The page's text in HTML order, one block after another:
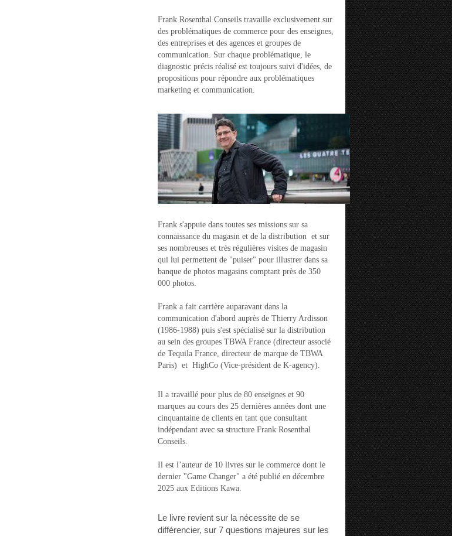
Frank Rosenthal Conseils travaille exclusivement sur
des problématiques de commerce pour des enseignes,
des entreprises et des agences et groupes de
communication. Sur chaque problématique, le
diagnostic précis réalisé est toujours suivi d'idées, de
propositions pour répondre aux problématiques
marketing et communication.
Frank s'appuie dans toutes ses missions sur sa
connaissance du magasin et de la distribution et sur
ses nombreuses et très régulières visites de magasin
qui lui permettent de "puiser" pour illustrer dans sa
banque de photos magasins comptant près de 350
000 photos.
Frank a fait carrière auparavant dans la
communication d'abord auprès de Thierry Ardisson
(1986-1988) puis s'est spécialisé sur la distribution
au sein des groupes TBWA France (directeur associé
de Tequila France, directeur de marque de TBWA
Paris) et HighCo (Vice-président de K-agency).
Il a travaillé pour plus de 80 enseignes et 90
marques au cours des 25 dernières années dont une
cinquantaine de clients en tant que consultant
indépendant avec sa structure Frank Rosenthal
Conseils.
Il est l’auteur de 10 livres sur le commerce dont le
dernier "Game Changer" a été publié en décembre
2025 aux Editions Kawa.
Le livre revient sur la nécessite de se
différencier, sur 7 questions majeures sur les